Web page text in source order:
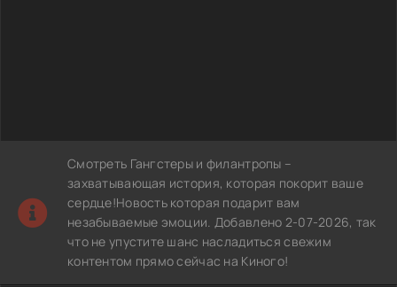
Смотреть Гангстеры и филантропы –
захватывающая история, которая покорит ваше
сердце!Новость которая подарит вам
незабываемые эмоции. Добавлено 2-07-2026, так
что не упустите шанс насладиться свежим
контентом прямо сейчас на Киного!